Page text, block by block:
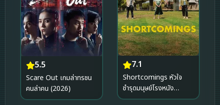
5.5
Scare Out เกมล่าทรชน
คนล่าคน (2026)
7.1
Shortcomings หัวใจ
ชำรุดมนุษย์โรงหนัง
(2023)